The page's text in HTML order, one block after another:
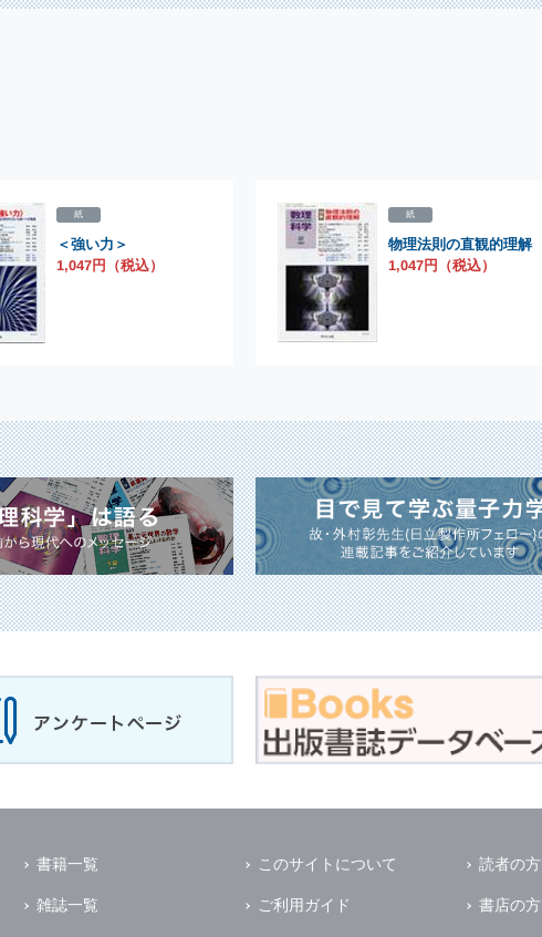
紙
＜強い力＞
1,047円（税込）
紙
物理法則の直観的理解
1,047円（税込）
書籍一覧
雑誌一覧
このサイトについて
ご利用ガイド
読者の方
書店の方